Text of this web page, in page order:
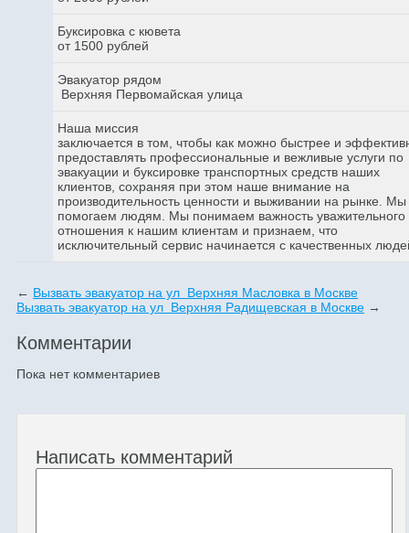
Буксировка с кювета
от 1500 рублей
Эвакуатор рядом
Верхняя Первомайская улица
Наша миссия
заключается в том, чтобы как можно быстрее и
предоставлять профессиональные и вежливые услуги по
эвакуации и буксировке транспортных средств наших
клиентов, сохраняя при этом наше внимание на
производительность ценности и выживании на рынке. Мы
помогаем людям. Мы понимаем важность уважительного
отношения к нашим клиентам и признаем, что
исключительный сервис начинается с качественных
← Вызвать эвакуатор на ул Верхняя Масловка в Москве
Вызвать эвакуатор на ул Верхняя Радищевская в Москве →
Комментарии
Пока нет комментариев
Написать комментарий